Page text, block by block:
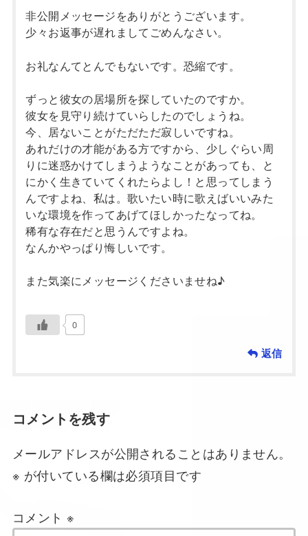
非公開メッセージをありがとうございます。
少々お返事が遅れましてごめんなさい。
お礼なんてとんでもないです。恐縮です。
ずっと彼女の居場所を探していたのですか。
彼女を見守り続けていらしたのでしょうね。
今、居ないことがただただ寂しいですね。
あれだけの才能がある方ですから、少しぐらい周
りに迷惑かけてしまうようなことがあっても、と
にかく生きていてくれたらよし！と思ってしまう
んですよね、私は。歌いたい時に歌えばいいみた
いな環境を作ってあげてほしかったなってね。
稀有な存在だと思うんですよね。
なんかやっぱり悔しいです。
また気楽にメッセージくださいませね♪
0
返信
コメントを残す
メールアドレスが公開されることはありません。
※ が付いている欄は必須項目です
コメント ※